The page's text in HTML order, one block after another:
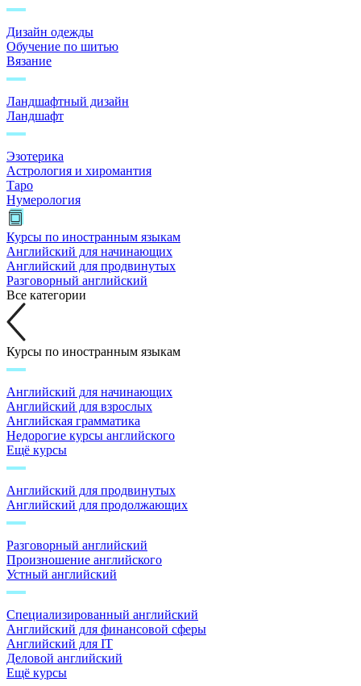
Дизайн одежды
Обучение по шитью
Вязание
Ландшафтный дизайн
Ландшафт
Эзотерика
Астрология и хиромантия
Таро
Нумерология
Курсы по иностранным языкам
Английский для начинающих
Английский для продвинутых
Разговорный английский
Все категории
Курсы по иностранным языкам
Английский для начинающих
Английский для взрослых
Английская грамматика
Недорогие курсы английского
Ещё курсы
Английский для продвинутых
Английский для продолжающих
Разговорный английский
Произношение английского
Устный английский
Специализированный английский
Английский для финансовой сферы
Английский для IT
Деловой английский
Ещё курсы